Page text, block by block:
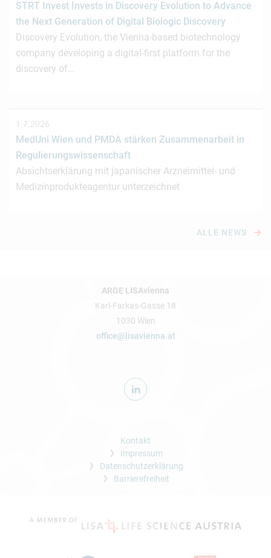
STRT Invest Invests in Discovery Evolution to Advance
the Next Generation of Digital Biologic Discovery
Discovery Evolution, the Vienna-based biotechnology
company developing a digital-first platform for the
discovery of…
1.7.2026
MedUni Wien und PMDA stärken Zusammenarbeit in
Regulierungswissenschaft
Absichtserklärung mit japanischer Arzneimittel- und
Medizinprodukteagentur unterzeichnet
ALLE NEWS
ARGE LISAvienna
Karl-Farkas-Gasse 18
1030 Wien
office@lisavienna.at
Kontakt
Impressum
Datenschutzerklärung
Barrierefreiheit